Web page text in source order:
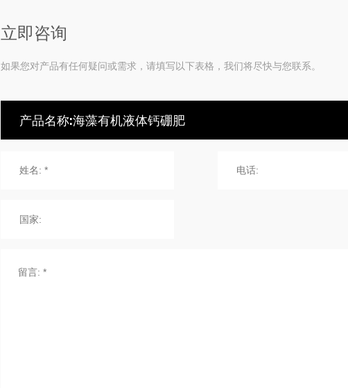
立即咨询
如果您对产品有任何疑问或需求，请填写以下表格，我们将尽快与您联系。